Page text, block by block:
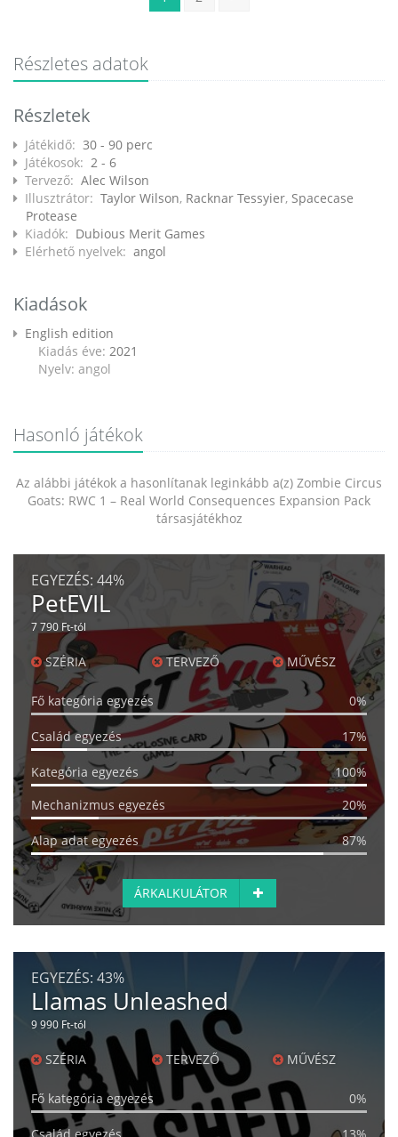
Részletes adatok
Részletek
Játékidő: 30 - 90 perc
Játékosok: 2 - 6
Tervező: Alec Wilson
Illusztrátor: Taylor Wilson, Racknar Tessyier, Spacecase
Protease
Kiadók: Dubious Merit Games
Elérhető nyelvek: angol
Kiadások
English edition
Kiadás éve: 2021
Nyelv: angol
Hasonló játékok
Az alábbi játékok a hasonlítanak leginkább a(z) Zombie Circus
Goats: RWC 1 – Real World Consequences Expansion Pack
társasjátékhoz
EGYEZÉS: 44%
PetEVIL
7 790 Ft-tól
SZÉRIA TERVEZŐ MŰVÉSZ
Fő kategória egyezés 0%
Család egyezés 17%
Kategória egyezés
100%
Mechanizmus egyezés
20%
Alap adat egyezés 87%
ÁRKALKULÁTOR
EGYEZÉS: 43%
Llamas Unleashed
9 990 Ft-tól
SZÉRIA TERVEZŐ MŰVÉSZ
Fő kategória egyezés 0%